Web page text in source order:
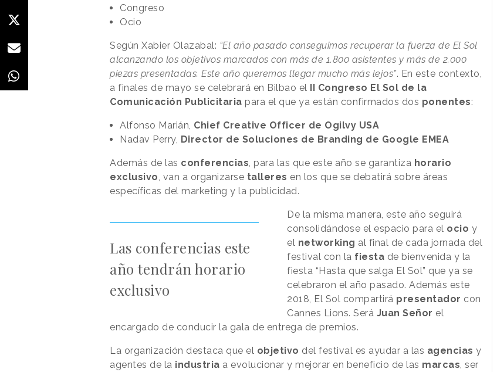
Congreso
Ocio
Según Xabier Olazabal: “El año pasado conseguimos recuperar la fuerza de El Sol
alcanzando los objetivos marcados con más de 1.800 asistentes y más de 2.000
piezas presentadas. Este año queremos llegar mucho más lejos”. En este contexto,
a finales de mayo se celebrará en Bilbao el II Congreso El Sol de la
Comunicación Publicitaria para el que ya están confirmados dos ponentes:
Alfonso Marián, Chief Creative Officer de Ogilvy USA
Nadav Perry, Director de Soluciones de Branding de Google EMEA
Además de las conferencias , para las que este año se garantiza horario
exclusivo , van a organizarse talleres en los que se debatirá sobre áreas
específicas del marketing y la publicidad.
Las conferencias este
año tendrán horario
exclusivo
De la misma manera, este año seguirá
consolidándose el espacio para el ocio y
el networking al final de cada jornada del
festival con la fiesta de bienvenida y la
fiesta “Hasta que salga El Sol” que ya se
celebraron el año pasado. Además este
2018, El Sol compartirá presentador con
Cannes Lions. Será Juan Señor el
encargado de conducir la gala de entrega de premios.
La organización destaca que el objetivo del festival es ayudar a las agencias y
agentes de la industria a evolucionar y mejorar en beneficio de las marcas , ser